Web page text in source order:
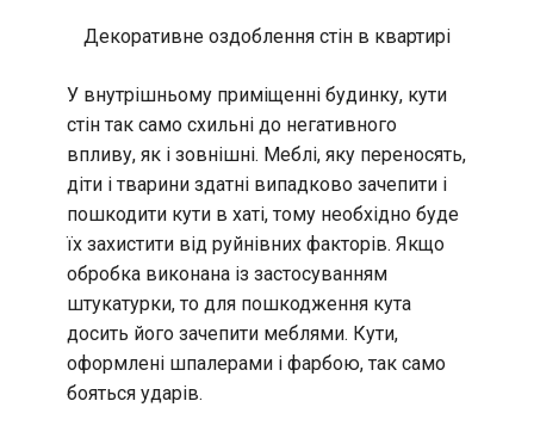
Декоративне оздоблення стін в квартирі
У внутрішньому приміщенні будинку, кути
стін так само схильні до негативного
впливу, як і зовнішні. Меблі, яку переносять,
діти і тварини здатні випадково зачепити і
пошкодити кути в хаті, тому необхідно буде
їх захистити від руйнівних факторів. Якщо
обробка виконана із застосуванням
штукатурки, то для пошкодження кута
досить його зачепити меблями. Кути,
оформлені шпалерами і фарбою, так само
бояться ударів.